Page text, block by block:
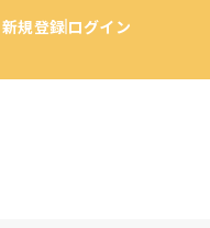
新規登録ログイン